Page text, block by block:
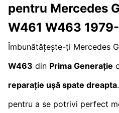
pentru Mercedes
W461 W463
Îmbunătățește-ți Mercedes
W463 din Prima Generație
reparație ușă spate dreapta
pentru a se potrivi perfect